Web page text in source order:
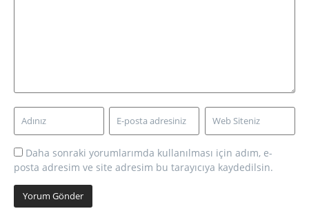
Daha sonraki yorumlarımda kullanılması için adım, e-
posta adresim ve site adresim bu tarayıcıya kaydedilsin.